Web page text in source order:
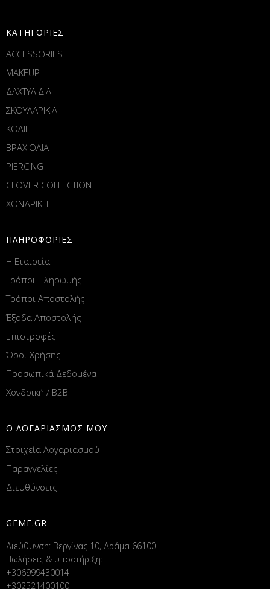
ΚΑΤΗΓΟΡΙΕΣ
ACCESSORIES
MAKEUP
ΔΑΧΤΥΛΙΔΙΑ
ΣΚΟΥΛΑΡΙΚΙΑ
ΚΟΛΙΕ
ΒΡΑΧΙΟΛΙΑ
PIERCING
CLOVER COLLECTION
ΧΟΝΔΡΙΚΗ
ΠΛΗΡΟΦΟΡΙΕΣ
Η Εταιρεία
Τρόποι Πληρωμής
Τρόποι Αποστολής
Έξοδα Αποστολής
Επιστροφές
Όροι Χρήσης
Προσωπικά Δεδομένα
Χονδρική / B2B
Ο ΛΟΓΑΡΙΑΣΜΟΣ ΜΟΥ
Στοιχεία Λογαριασμού
Παραγγελίες
Διευθύνσεις
GEME.GR
Διεύθυνση: Βεργίνας 10, Δράμα 66100
Πωλήσεις & υποστήριξη:
+306999430014
+302521400100